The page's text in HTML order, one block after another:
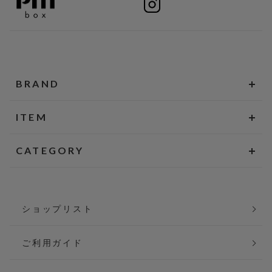
BRAND
ITEM
CATEGORY
ショップリスト
ご利用ガイド